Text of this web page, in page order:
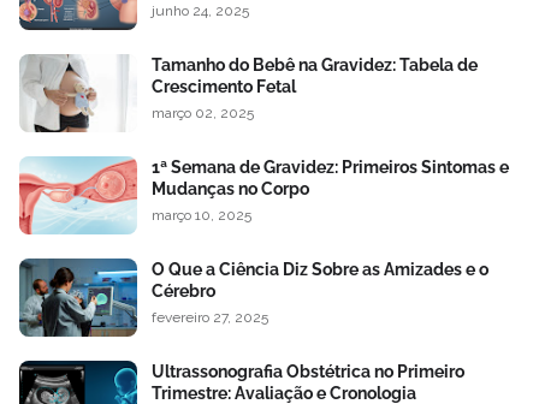
junho 24, 2025
Tamanho do Bebê na Gravidez: Tabela de
Crescimento Fetal
março 02, 2025
1ª Semana de Gravidez: Primeiros Sintomas e
Mudanças no Corpo
março 10, 2025
O Que a Ciência Diz Sobre as Amizades e o
Cérebro
fevereiro 27, 2025
Ultrassonografia Obstétrica no Primeiro
Trimestre: Avaliação e Cronologia